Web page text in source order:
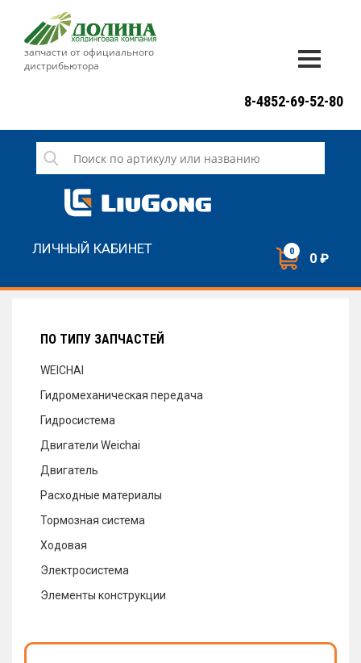
запчасти от официального
дистрибьютора
СЕРВИС
НОВОСТИ
8-4852-69-52-80
ЛИЧНЫЙ КАБИНЕТ 0 0 ₽
ПО ТИПУ ЗАПЧАСТЕЙ
WEICHAI
Гидромеханическая передача
Гидросистема
Двигатели Weichai
Двигатель
Расходные материалы
Тормозная система
Ходовая
Электросистема
Элементы конструкции